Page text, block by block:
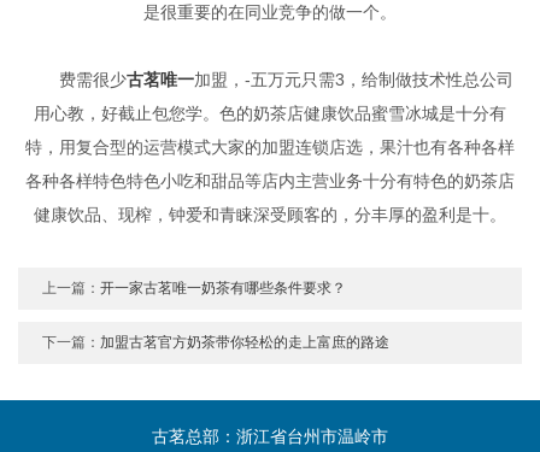
是很重要的在同业竞争的做一个。
费需很少古茗唯一加盟，-五万元只需3，给制做技术性总公司
用心教，好截止包您学。色的奶茶店健康饮品蜜雪冰城是十分有
特，用复合型的运营模式大家的加盟连锁店选，果汁也有各种各样
各种各样特色特色小吃和甜品等店内主营业务十分有特色的奶茶店
健康饮品、现榨，钟爱和青睐深受顾客的，分丰厚的盈利是十。
上一篇：开一家古茗唯一奶茶有哪些条件要求？
下一篇：加盟古茗官方奶茶带你轻松的走上富庶的路途
古茗总部：浙江省台州市温岭市